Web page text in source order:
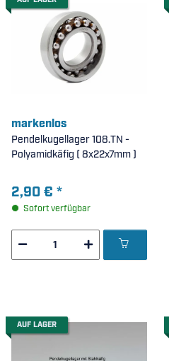
markenlos
Pendelkugellager 108.TN -
Polyamidkäfig ( 8x22x7mm )
2,90 € *
Sofort verfügbar
AUF LAGER